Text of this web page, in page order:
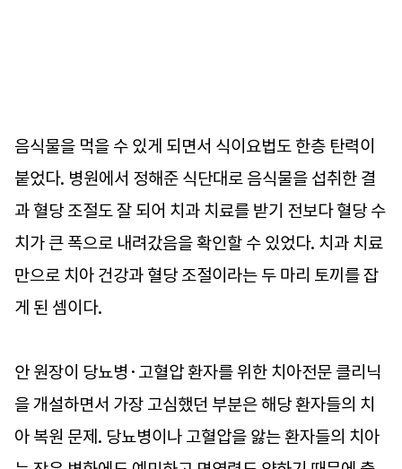
음식물을 먹을 수 있게 되면서 식이요법도 한층 탄력이
붙었다. 병원에서 정해준 식단대로 음식물을 섭취한 결
과 혈당 조절도 잘 되어 치과 치료를 받기 전보다 혈당 수
치가 큰 폭으로 내려갔음을 확인할 수 있었다. 치과 치료
만으로 치아 건강과 혈당 조절이라는 두 마리 토끼를 잡
게 된 셈이다.
안 원장이 당뇨병·고혈압 환자를 위한 치아전문 클리닉
을 개설하면서 가장 고심했던 부분은 해당 환자들의 치
아 복원 문제. 당뇨병이나 고혈압을 앓는 환자들의 치아